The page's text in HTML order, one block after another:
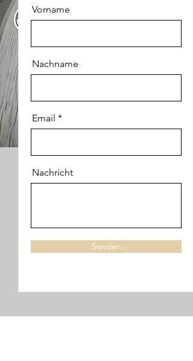
Vorname
Nachname
Email
Nachricht
Senden